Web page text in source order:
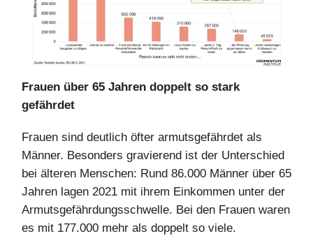
Frauen über 65 Jahren doppelt so stark
gefährdet
Frauen sind deutlich öfter armutsgefährdet als
Männer. Besonders gravierend ist der Unterschied
bei älteren Menschen: Rund 86.000 Männer über 65
Jahren lagen 2021 mit ihrem Einkommen unter der
Armutsgefährdungsschwelle. Bei den Frauen waren
es mit 177.000 mehr als doppelt so viele.